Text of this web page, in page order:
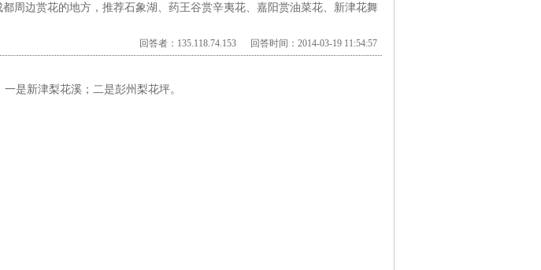
周边赏花的地方，推荐石象湖、药王谷赏辛夷花、嘉阳赏油菜花、新津花舞
回答者：135.118.74.153 回答时间：2014-03-19 11:54:57
是新津梨花溪；二是彭州梨花坪。